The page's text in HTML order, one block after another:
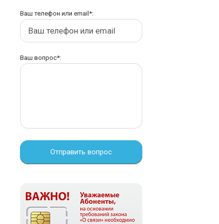
Ваш телефон или email*:
Ваш вопрос*:
Отправить вопрос